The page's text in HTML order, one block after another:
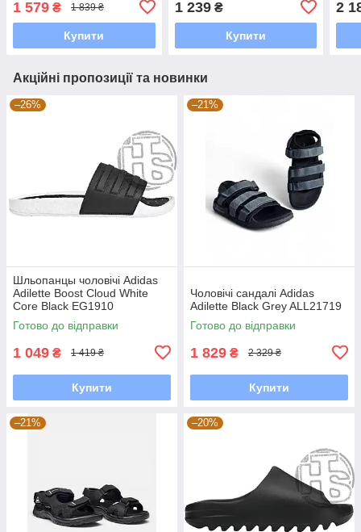
1 579 ₴ 1 839 ₴
Купити
1 239₴
Купити
2
Акційні пропозиції та новинки
–26%
Шльопанцы чоловічі Adidas
Adilette Boost Cloud White
Core Black EG1910
Готово до відправки
1 049 ₴ 1 419 ₴
Купити
–21%
Чоловічі сандалі Adidas
Adilette Black Grey ALL21719
Готово до відправки
1 829 ₴ 2 329 ₴
Купити
–21% –20%